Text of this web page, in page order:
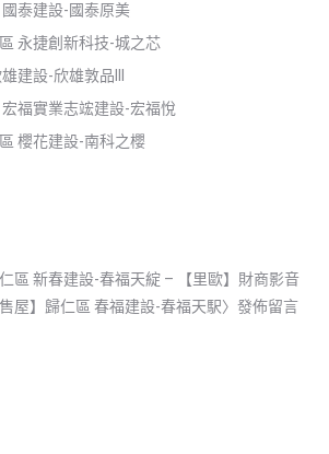
國泰建設-國泰原美
永捷創新科技-城之芯
建設-欣雄敦品III
宏福實業志竤建設-宏福悅
櫻花建設-南科之櫻
區 新春建設-春福天綻 – 【里歐】財商影音
售屋】歸仁區 春福建設-春福天駅〉發佈留言